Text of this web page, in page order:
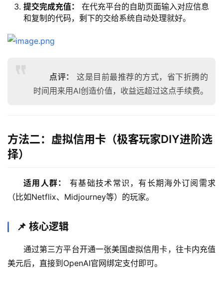
提交完成充值：
在代充平台的自助页面输入对应信息
和复制的代码，剩下的交给系统自动处理就好。
点评：
这是目前最推荐的方式，省下折腾的
时间用来用AI创造价值，收益远超过这点手续费。
方法二：虚拟信用卡（极客玩家DIY进阶选
择）
适用人群：
有基础技术常识，有长期海外订阅需求
（比如Netflix、Midjourney等）的玩家。
📌 核心逻辑
通过第三方平台开通一张美国虚拟信用卡，往卡内充值
美元后，直接到OpenAI官网绑定支付即可。